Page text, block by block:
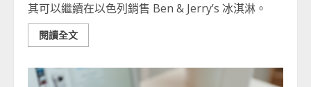
其可以繼續在以色列銷售 Ben & Jerry’s 冰淇淋。
閱讀全文